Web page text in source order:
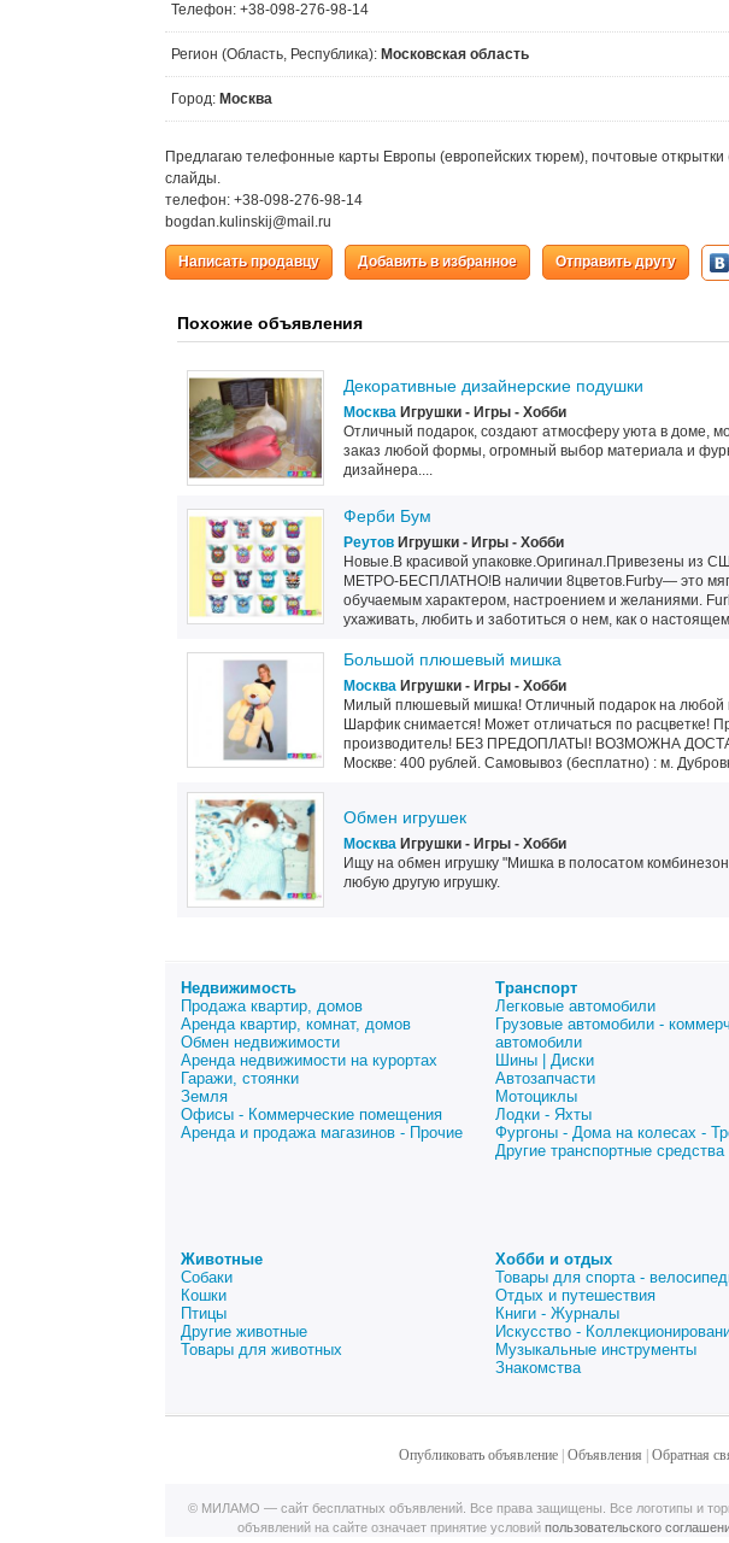
Телефон: +38-098-276-98-14
Регион (Область, Республика): Московская область
Город: Москва
Предлагаю телефонные карты Европы (европейских тюрем), почтовые открытки
слайды.
телефон: +38-098-276-98-14
bogdan.kulinskij@mail.ru
Написать продавцу Добавить в избранное Отправить другу
Похожие объявления
Декоративные дизайнерские подушки
Москва Игрушки - Игры - Хобби
Отличный подарок, создают атмосферу уюта в доме,
заказ любой формы, огромный выбор материала и
дизайнера....
Ферби Бум
Реутов Игрушки - Игры - Хобби
Новые.В красивой упаковке.Оригинал.Привезены
МЕТРО-БЕСПЛАТНО!В наличии 8цветов.Furby— это
обучаемым характером, настроением и желаниями.
ухаживать, любить и заботиться о нем, как о
Большой плюшевый мишка
Москва Игрушки - Игры - Хобби
Милый плюшевый мишка! Отличный подарок на любой
Шарфик снимается! Может отличаться по расцветке!
производитель! БЕЗ ПРЕДОПЛАТЫ! ВОЗМОЖНА
Москве: 400 рублей. Самовывоз (бесплатно) : м.
Обмен игрушек
Москва Игрушки - Игры - Хобби
Ищу на обмен игрушку "Мишка в полосатом
любую другую игрушку.
Недвижимость
Продажа квартир, домов
Аренда квартир, комнат, домов
Обмен недвижимости
Аренда недвижимости на курортах
Гаражи, стоянки
Земля
Офисы - Коммерческие помещения
Аренда и продажа магазинов - Прочие
Транспорт
Легковые автомобили
Грузовые автомобили -
автомобили
Шины | Диски
Автозапчасти
Мотоциклы
Лодки - Яхты
Фургоны - Дома на колесах -
Другие транспортные средства
Животные
Собаки
Кошки
Птицы
Другие животные
Товары для животных
Хобби и отдых
Товары для спорта -
Отдых и путешествия
Книги - Журналы
Искусство -
Музыкальные инструменты
Знакомства
Опубликовать объявление| Объявления Обратная
© МИЛАМО — сайт бесплатных объявлений. Все права защищены. Все логотипы и
объявлений на сайте означает принятие условий пользовательского